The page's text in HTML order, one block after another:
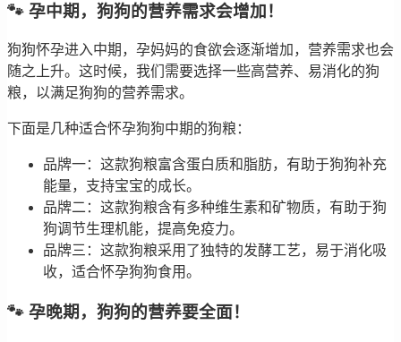
🐾 孕中期，狗狗的营养需求会增加！
狗狗怀孕进入中期，孕妈妈的食欲会逐渐增加，营养需求也会
随之上升。这时候，我们需要选择一些高营养、易消化的狗
粮，以满足狗狗的营养需求。
下面是几种适合怀孕狗狗中期的狗粮：
品牌一：这款狗粮富含蛋白质和脂肪，有助于狗狗补充
能量，支持宝宝的成长。
品牌二：这款狗粮含有多种维生素和矿物质，有助于狗
狗调节生理机能，提高免疫力。
品牌三：这款狗粮采用了独特的发酵工艺，易于消化吸
收，适合怀孕狗狗食用。
🐾 孕晚期，狗狗的营养要全面！